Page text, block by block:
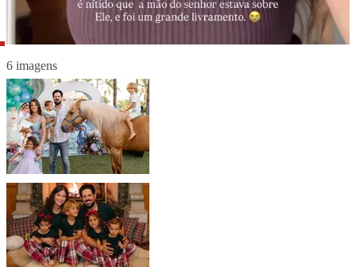
6 imagens